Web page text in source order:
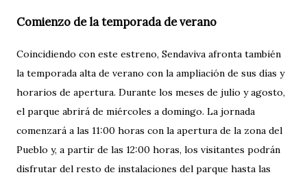
Comienzo de la temporada de verano
Coincidiendo con este estreno, Sendaviva afronta también
la temporada alta de verano con la ampliación de sus días y
horarios de apertura. Durante los meses de julio y agosto,
el parque abrirá de miércoles a domingo. La jornada
comenzará a las 11:00 horas con la apertura de la zona del
Pueblo y, a partir de las 12:00 horas, los visitantes podrán
disfrutar del resto de instalaciones del parque hasta las